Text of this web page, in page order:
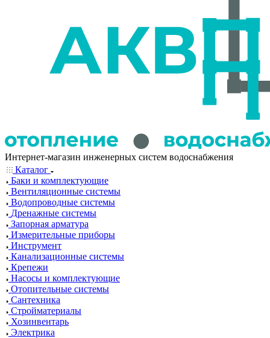
Интернет-магазин инженерных систем водоснабжения
Каталог
Баки и комплектующие
Вентиляционные системы
Водопроводные системы
Дренажные системы
Запорная арматура
Измерительные приборы
Инструмент
Канализационные системы
Крепежи
Насосы и комплектующие
Отопительные системы
Сантехника
Стройматериалы
Хозинвентарь
Электрика